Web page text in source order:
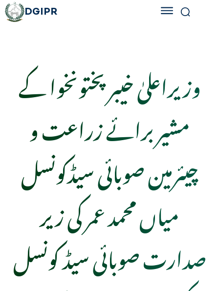
DGIPR
وزیراعلیٰ خیبر پختونخوا کے
مشیر برائے زراعت و
چیئرمین صوبائی سیڈکونسل
میاں محمد عمر کی زیر
صدارت صوبائی سیڈ کونسل